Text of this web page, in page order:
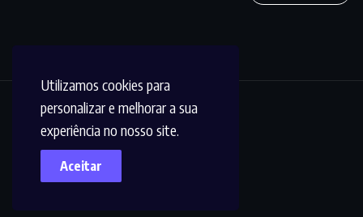
Utilizamos cookies para
personalizar e melhorar a sua
experiência no nosso site.
Aceitar
Copyright by